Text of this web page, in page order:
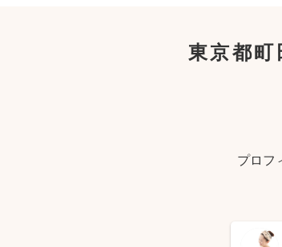
東京都
プロフ